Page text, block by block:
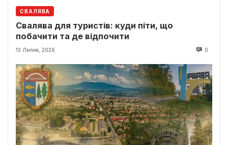
СВАЛЯВА
Свалява для туристів: куди піти, що
побачити та де відпочити
13 Липня, 2026 0